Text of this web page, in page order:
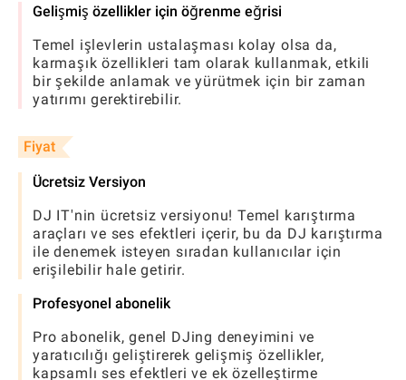
Gelişmiş özellikler için öğrenme eğrisi
Temel işlevlerin ustalaşması kolay olsa da,
karmaşık özellikleri tam olarak kullanmak, etkili
bir şekilde anlamak ve yürütmek için bir zaman
yatırımı gerektirebilir.
Fiyat
Ücretsiz Versiyon
DJ IT'nin ücretsiz versiyonu! Temel karıştırma
araçları ve ses efektleri içerir, bu da DJ karıştırma
ile denemek isteyen sıradan kullanıcılar için
erişilebilir hale getirir.
Profesyonel abonelik
Pro abonelik, genel DJing deneyimini ve
yaratıcılığı geliştirerek gelişmiş özellikler,
kapsamlı ses efektleri ve ek özelleştirme